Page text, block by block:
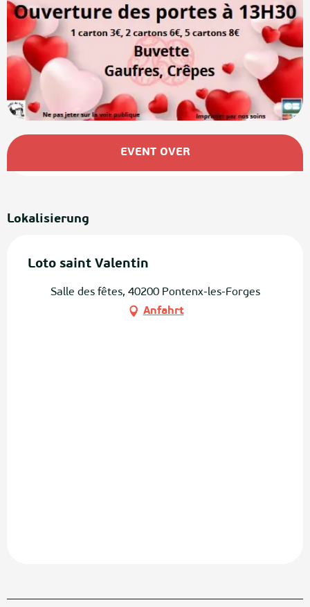
Öffnungszeiten & Kontaktdaten
EVENT OVER
Lokalisierung
Loto saint Valentin
Salle des fêtes, 40200 Pontenx-les-Forges
Anfahrt